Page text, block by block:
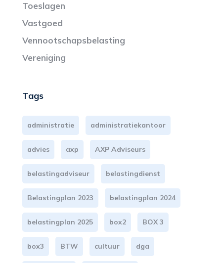
Toeslagen
Vastgoed
Vennootschapsbelasting
Vereniging
Tags
administratie administratiekantoor
advies axp AXP Adviseurs
belastingadviseur belastingdienst
Belastingplan 2023 belastingplan 2024
belastingplan 2025 box2 BOX 3
box3 BTW cultuur dga